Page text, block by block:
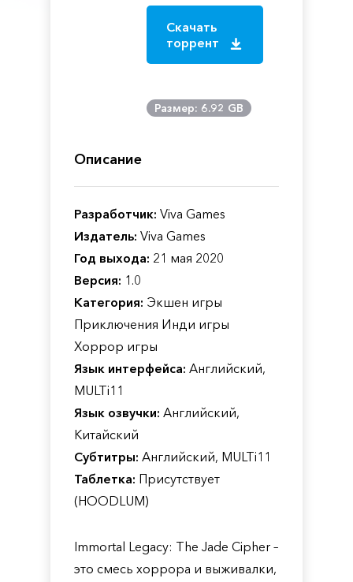
Скачать
торрент
Размер: 6.92 GB
Описание
Разработчик: Viva Games
Издатель: Viva Games
Год выхода: 21 мая 2020
Версия: 1.0
Категория: Экшен игры
Приключения Инди игры
Хоррор игры
Язык интерфейса: Английский,
MULTi11
Язык озвучки: Английский,
Китайский
Субтитры: Английский, MULTi11
Таблетка: Присутствует
(HOODLUM)
Immortal Legacy: The Jade Cipher –
это смесь хоррора и выживалки,